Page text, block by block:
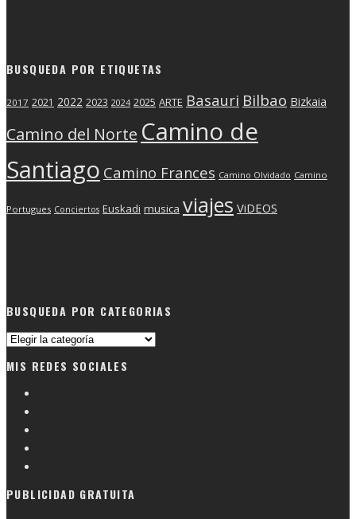
BUSQUEDA POR ETIQUETAS
2017 2021 2022 2023 2024 2025 ARTE Basauri Bilbao Bizkaia
Camino del Norte Camino de
Santiago Camino Frances Camino Olvidado Camino
Portugues Conciertos Euskadi musica viajes ViDEOS
BUSQUEDA POR CATEGORIAS
Busqueda
categorias
MIS REDES SOCIALES
PUBLICIDAD GRATUITA